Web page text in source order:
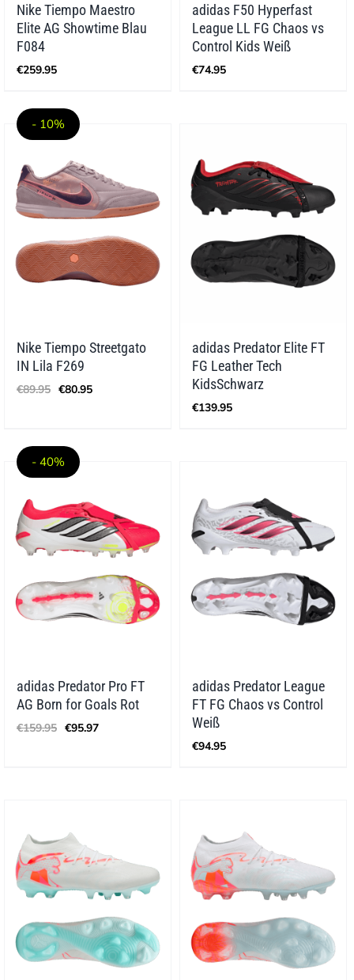
Nike Tiempo Maestro
Elite AG Showtime Blau
F084
€259.95
adidas F50 Hyperfast
League LL FG Chaos vs
Control Kids Weiß
€74.95
- 10%
Nike Tiempo Streetgato
IN Lila F269
€89.95 Ursprünglicher
€80.95Aktueller
adidas Predator Elite FT
FG Leather Tech
KidsSchwarz
€139.95
- 40%
adidas Predator Pro FT
AG Born for Goals Rot
€159.95 Ursprünglicher
€95.97Aktueller
adidas Predator League
FT FG Chaos vs Control
Weiß
€94.95